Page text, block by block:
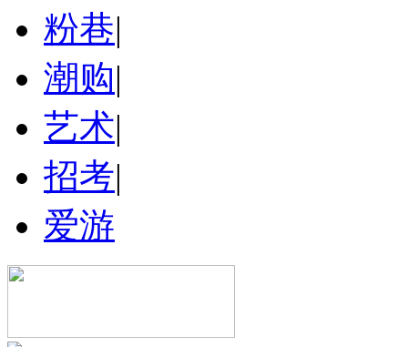
粉巷|
潮购|
艺术|
招考|
爱游